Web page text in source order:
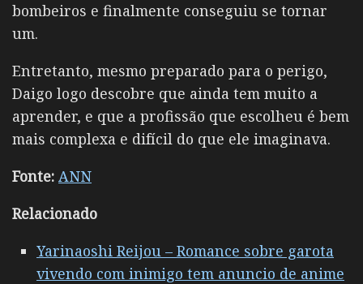
bombeiros e finalmente conseguiu se tornar
um.
Entretanto, mesmo preparado para o perigo,
Daigo logo descobre que ainda tem muito a
aprender, e que a profissão que escolheu é bem
mais complexa e difícil do que ele imaginava.
Fonte: ANN
Relacionado
Yarinaoshi Reijou – Romance sobre garota
vivendo com inimigo tem anuncio de anime